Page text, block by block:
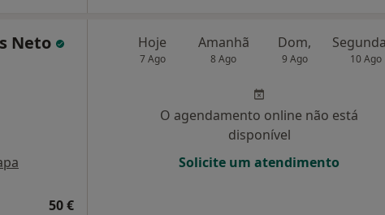
Neto
50 €
Hoje
7 Ago
Amanhã
8 Ago
Dom,
9 Ago 10 Ago
O agendamento online não está
disponível
Solicite um atendimento